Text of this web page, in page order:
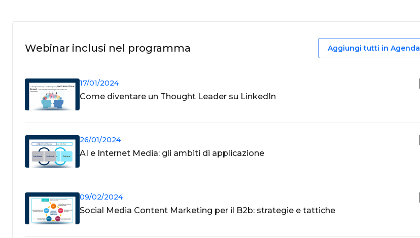
Webinar inclusi nel programma Aggiungi tutti in Agenda
17/01/2024
Come diventare un Thought Leader su LinkedIn
26/01/2024
AI e Internet Media: gli ambiti di applicazione
09/02/2024
Social Media Content Marketing per il B2b: strategie e tattiche